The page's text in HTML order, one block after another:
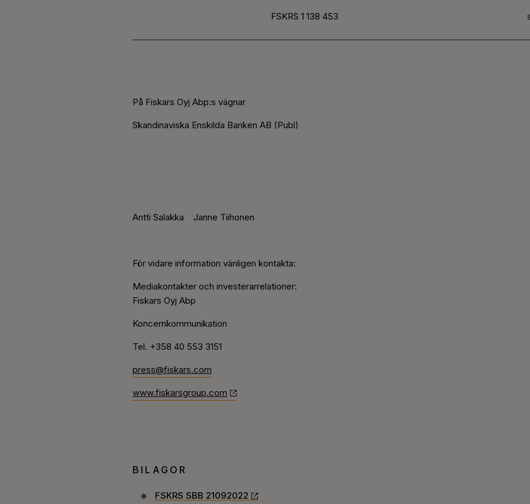
FSKRS 1 138 453
På Fiskars Oyj Abp:s vägnar
Skandinaviska Enskilda Banken AB (Publ)
Antti Salakka Janne Tiihonen
För vidare information vänligen kontakta:
Mediakontakter och investerarrelationer:
Fiskars Oyj Abp
Koncernkommunikation
Tel. +358 40 553 3151
press@fiskars.com
www.fiskarsgroup.com
BILAGOR
FSKRS SBB 21092022